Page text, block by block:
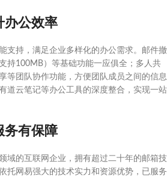
办公效率
支持，满足企业多样化的办公需求。邮件撤
持100MB）等基础功能一应俱全；多人共
等团队协作功能，方便团队成员之间的信息
道云笔记等办公工具的深度整合，实现一站
务有保障
域的互联网企业，拥有超过二十年的邮箱技
托网易强大的技术实力和资源优势，已服务